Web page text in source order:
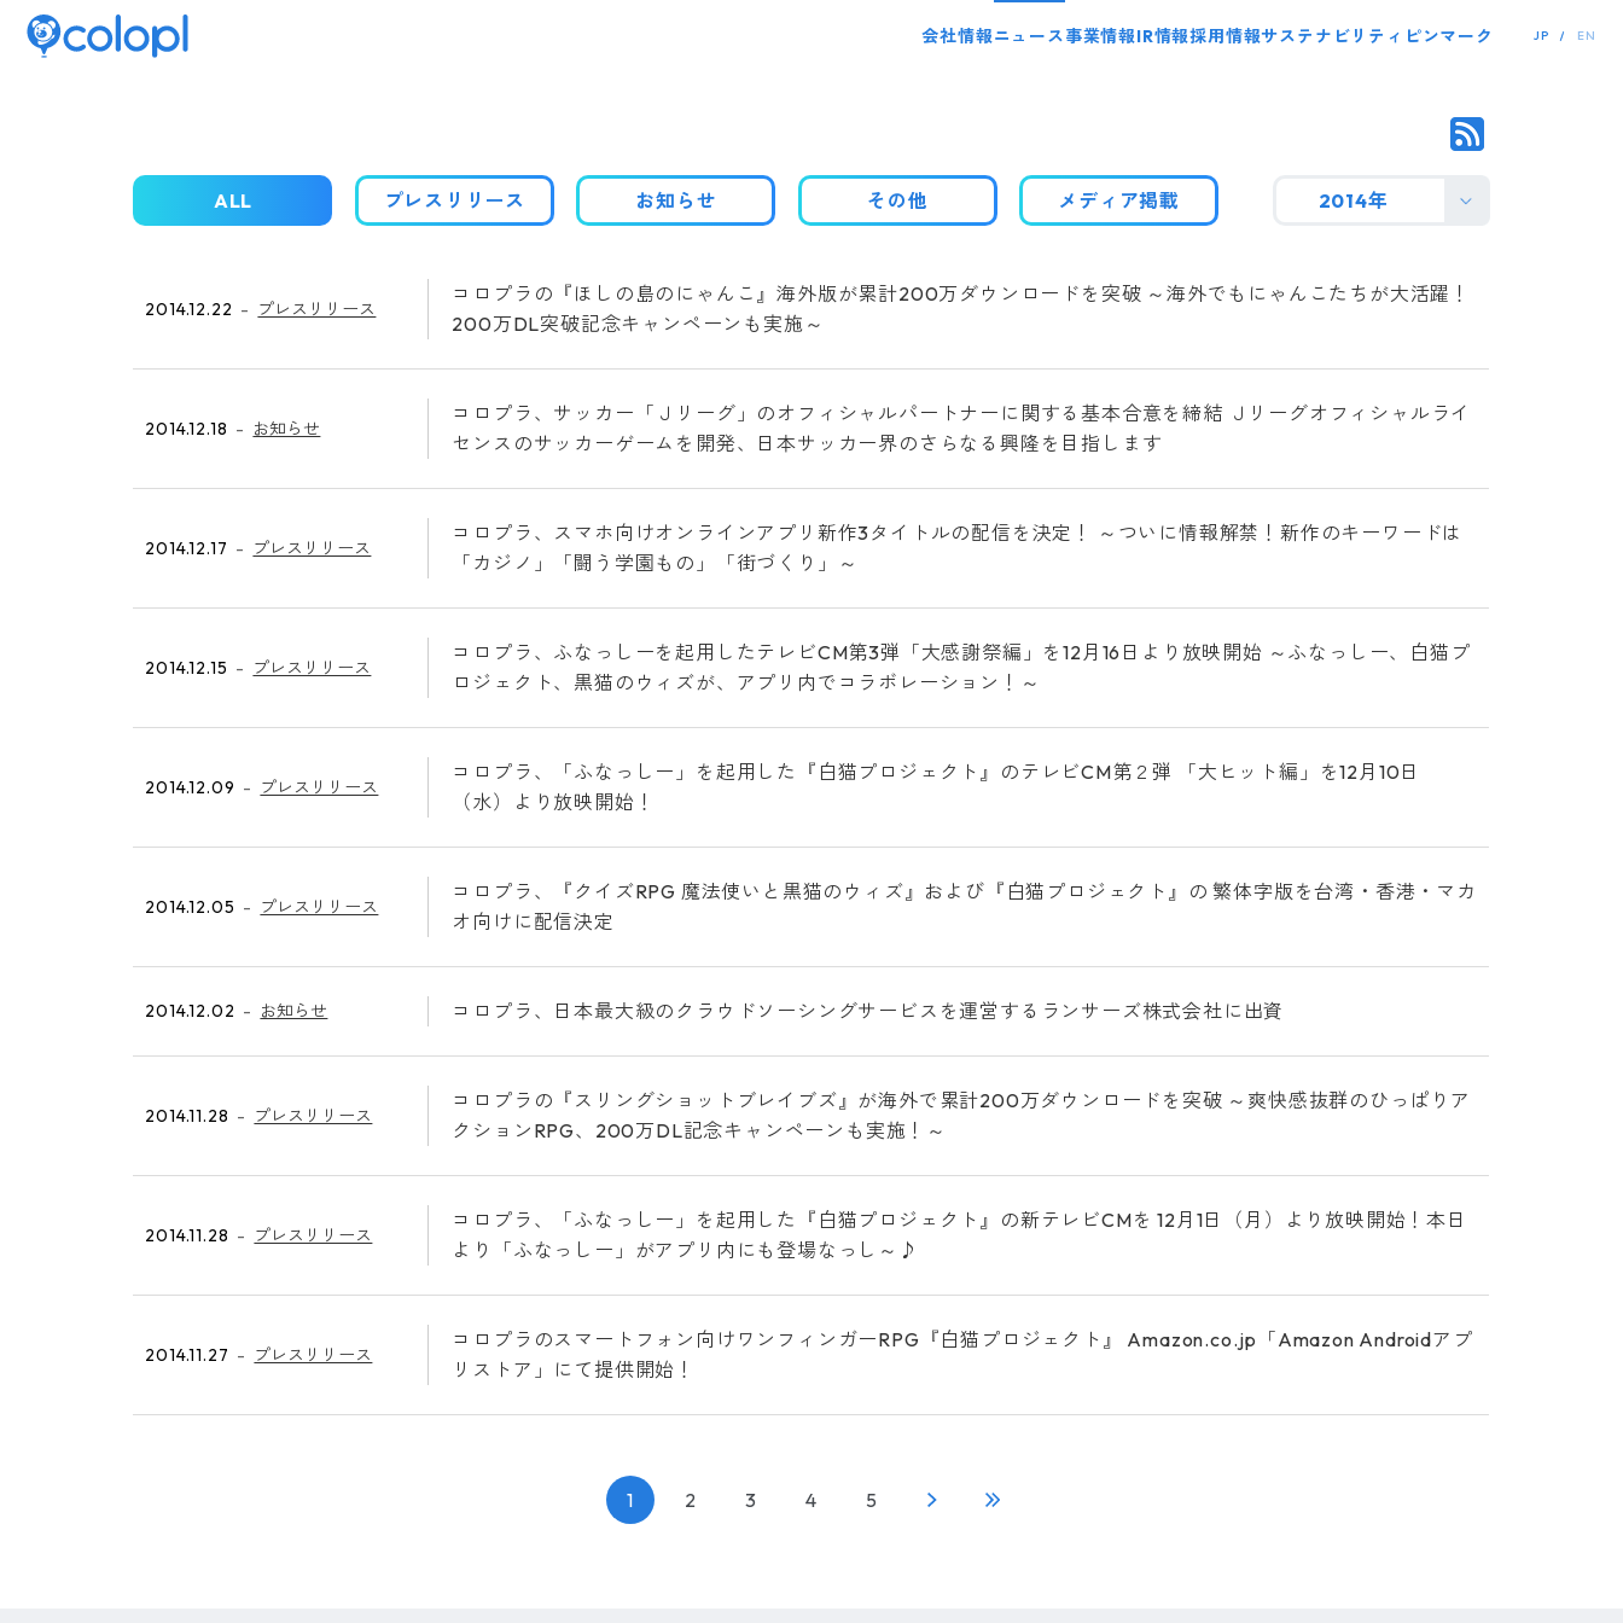
会社情報ニュース事業情報IR情報採用情報サステナビリティ ピンマーク JP EN
ALL プレスリリース お知らせ その他 メディア掲載 2014年
2014.12.22 プレスリリース
コロプラの『ほしの島のにゃんこ』海外版が累計200万ダウンロードを突破 ～海外でもにゃんこたちが大活躍！
200万DL突破記念キャンペーンも実施～
2014.12.18 お知らせ
コロプラ、サッカー「Ｊリーグ」のオフィシャルパートナーに関する基本合意を締結 Ｊリーグオフィシャルライ
センスのサッカーゲームを開発、日本サッカー界のさらなる興隆を目指します
2014.12.17 プレスリリース
コロプラ、スマホ向けオンラインアプリ新作3タイトルの配信を決定！ ～ついに情報解禁！新作のキーワードは
「カジノ」「闘う学園もの」「街づくり」～
2014.12.15 プレスリリース
コロプラ、ふなっしーを起用したテレビCM第3弾「大感謝祭編」を12月16日より放映開始 ～ふなっしー、白猫プ
ロジェクト、黒猫のウィズが、アプリ内でコラボレーション！～
2014.12.09 プレスリリース
コロプラ、「ふなっしー」を起用した『白猫プロジェクト』のテレビCM第２弾 「大ヒット編」を12月10日
（水）より放映開始！
2014.12.05 プレスリリース
コロプラ、『クイズRPG 魔法使いと黒猫のウィズ』および『白猫プロジェクト』の 繁体字版を台湾・香港・マカ
オ向けに配信決定
2014.12.02 お知らせ コロプラ、日本最大級のクラウドソーシングサービスを運営するランサーズ株式会社に出資
2014.11.28 プレスリリース
コロプラの『スリングショットブレイブズ』が海外で累計200万ダウンロードを突破 ～爽快感抜群のひっぱりア
クションRPG、200万DL記念キャンペーンも実施！～
2014.11.28 プレスリリース
コロプラ、「ふなっしー」を起用した『白猫プロジェクト』の新テレビCMを 12月1日（月）より放映開始！本日
より「ふなっしー」がアプリ内にも登場なっし～♪
2014.11.27 プレスリリース
コロプラのスマートフォン向けワンフィンガーRPG『白猫プロジェクト』 Amazon.co.jp「Amazon Androidアプ
リストア」にて提供開始！
1 2 3 4 5